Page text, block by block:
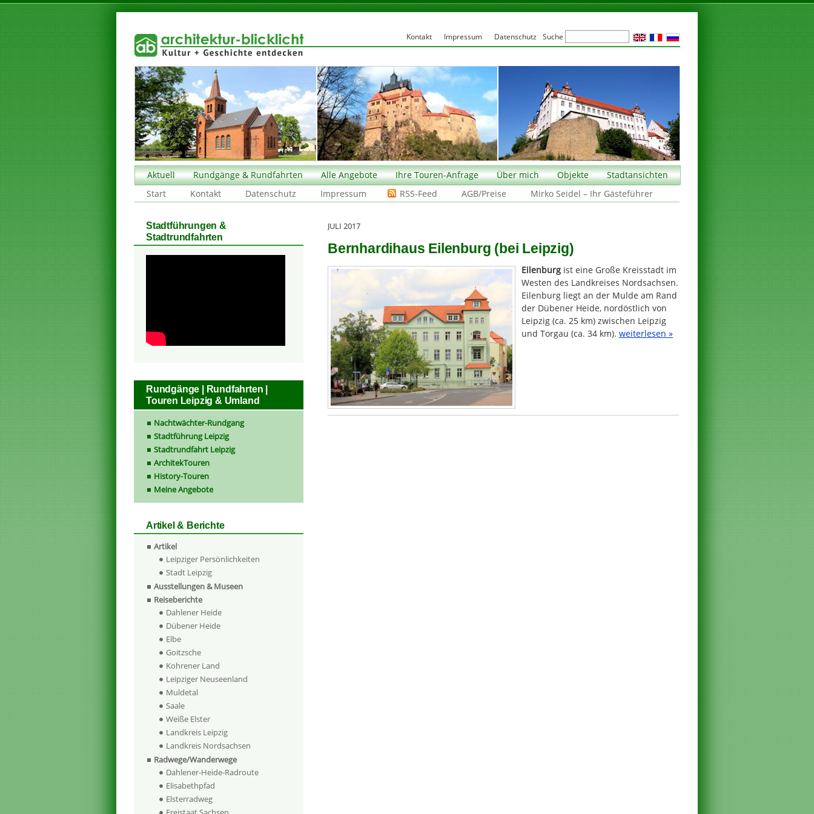
Aktuell Rundgänge & Rundfahrten Alle Angebote Ihre Touren-Anfrage Über mich Objekte
Stadtansichten
Start
Kontakt Datenschutz Impressum RSS-Feed AGB/Preise Mirko Seidel – Ihr Gästeführer
JULI 2017
Bernhardihaus Eilenburg (bei Leipzig)
Eilenburg ist eine Große Kreisstadt im
Westen des Landkreises Nordsachsen.
Eilenburg liegt an der Mulde am Rand
der Dübener Heide, nordöstlich von
Leipzig (ca. 25 km) zwischen Leipzig
und Torgau (ca. 34 km). weiterlesen »
Stadtführungen &
Stadtrundfahrten
Rundgänge | Rundfahrten |
Touren Leipzig & Umland
Nachtwächter-Rundgang
Stadtführung Leipzig
Stadtrundfahrt Leipzig
ArchitekTouren
History-Touren
Meine Angebote
Artikel & Berichte
Artikel
Leipziger Persönlichkeiten
Stadt Leipzig
Ausstellungen & Museen
Reiseberichte
Dahlener Heide
Dübener Heide
Elbe
Goitzsche
Kohrener Land
Leipziger Neuseenland
Muldetal
Saale
Weiße Elster
Landkreis Leipzig
Landkreis Nordsachsen
Radwege/Wanderwege
Dahlener-Heide-Radroute
Elisabethpfad
Elsterradweg
Kontakt Impressum Datenschutz Suche